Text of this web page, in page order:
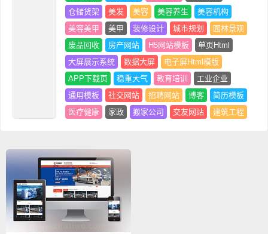
仓储货架
美发 美容 美容养生
美容机构
美容美甲
美甲 装修设计 城市规划
园林景观
废品回收
房产网站 H5网站模板
单页Html
大屏展示系统
数据大屏
电子屏Html模版
APP下载页
稳重大气 教育培训
工业企业
通用模板
社交网站 招聘网站 博客
简历模板
医疗健康
家政 搬家公司 交友网站 建筑工程